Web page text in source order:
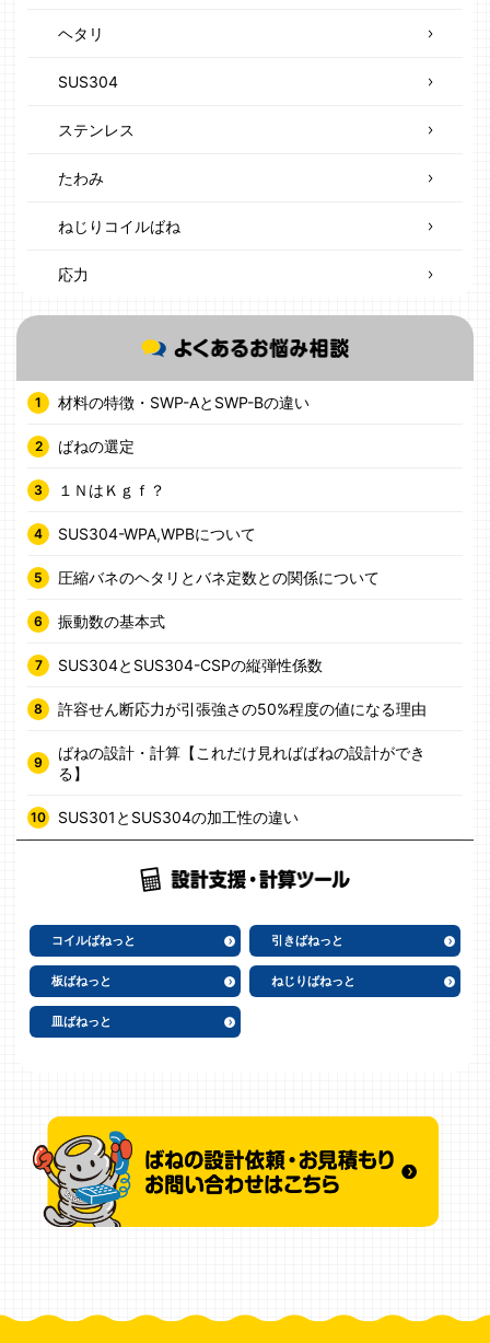
ヘタリ
SUS304
ステンレス
たわみ
ねじりコイルばね
応力
材料の特徴・SWP-AとSWP-Bの違い
ばねの選定
１ＮはＫｇｆ？
SUS304-WPA,WPBについて
圧縮バネのヘタリとバネ定数との関係について
振動数の基本式
SUS304とSUS304-CSPの縦弾性係数
許容せん断応力が引張強さの50%程度の値になる理由
ばねの設計・計算【これだけ見ればばねの設計ができ
る】
SUS301とSUS304の加工性の違い
コイルばねっと 引きばねっと
板ばねっと ねじりばねっと
皿ばねっと